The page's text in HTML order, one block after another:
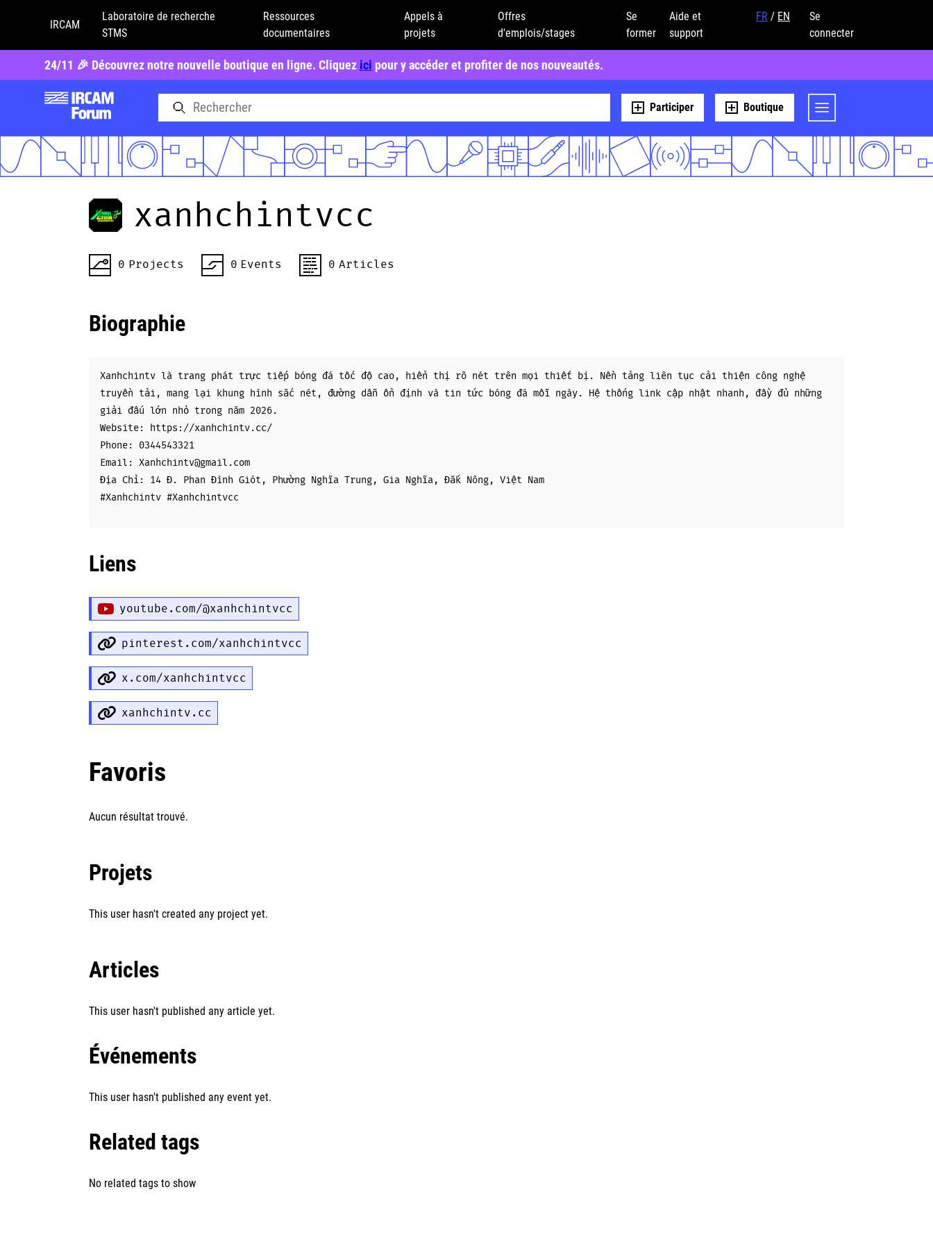
IRCAM
Laboratoire de recherche
STMS
Ressources
documentaires
Appels à
projets
Offres
d'emplois/stages
Se
former
Aide et
support
FR / EN
Se
connecter
24/11 🎉 Découvrez notre nouvelle boutique en ligne. Cliquez ici pour y accéder et profiter de nos nouveautés.
Participer Boutique
xanhchintvcc
0 Projects 0 Events 0 Articles
Biographie
Xanhchintv là trang phát trực tiếp bóng đá tốc độ cao, hiển thị rõ nét trên mọi thiết bị. Nền tảng liên tục cải thiện công nghệ
truyền tải, mang lại khung hình sắc nét, đường dẫn ổn định và tin tức bóng đá mỗi ngày. Hệ thống link cập nhật nhanh, đầy đủ những
giải đấu lớn nhỏ trong năm 2026.
Website: https://xanhchintv.cc/
Phone: 0344543321
Email: Xanhchintv@gmail.com
Địa Chỉ: 14 Đ. Phan Đình Giót, Phường Nghĩa Trung, Gia Nghĩa, Đắk Nông, Việt Nam
#Xanhchintv #Xanhchintvcc
Liens
youtube.com/@xanhchintvcc
pinterest.com/xanhchintvcc
x.com/xanhchintvcc
xanhchintv.cc
Favoris
Aucun résultat trouvé.
Projets
This user hasn't created any project yet.
Articles
This user hasn't published any article yet.
Événements
This user hasn't published any event yet.
Related tags
No related tags to show